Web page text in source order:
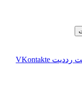
‫رددیت ‫VKontakte